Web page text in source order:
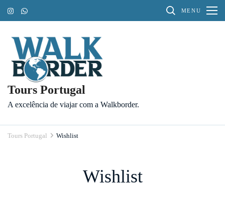
Pular
para
conteúdo
(Pressione
MENU
Tours Portugal
A excelência de viajar com a Walkborder.
Tours Portugal Wishlist
Wishlist